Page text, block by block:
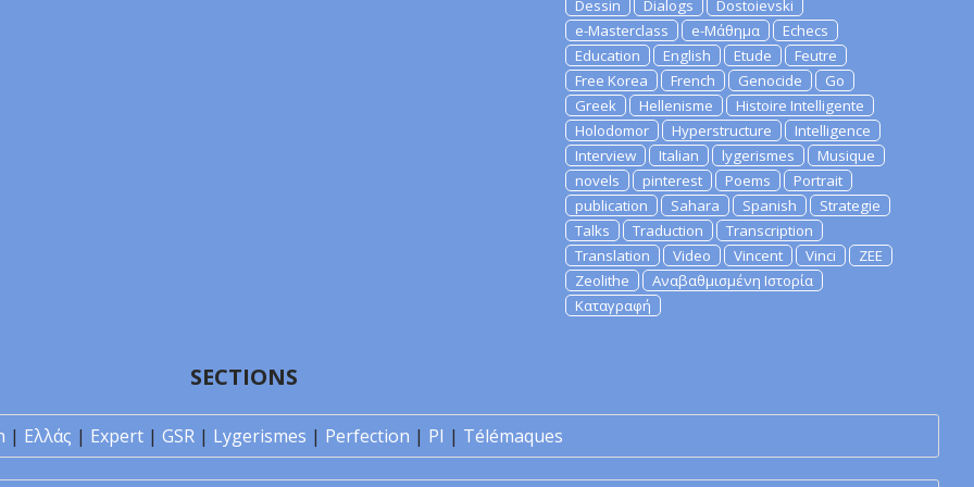
Dessin
Dialogs
Dostoievski
e-Masterclass
e-Μάθημα
Echecs
Education
English Etude
Feutre
Free Korea
French Genocide
Go
Greek
Hellenisme
Histoire Intelligente
Holodomor
Hyperstructure
Intelligence
Interview
Italian lygerismes
Musique
novels
pinterest Poems
Portrait
publication
Sahara Spanish
Strategie
Talks
Traduction
Transcription
Translation
Video Vincent Vinci
ZEE
Zeolithe
Αναβαθμισμένη Ιστορία
Καταγραφή
SECTIONS
| Ελλάς | Expert | GSR | Lygerismes | Perfection | PI | Télémaques